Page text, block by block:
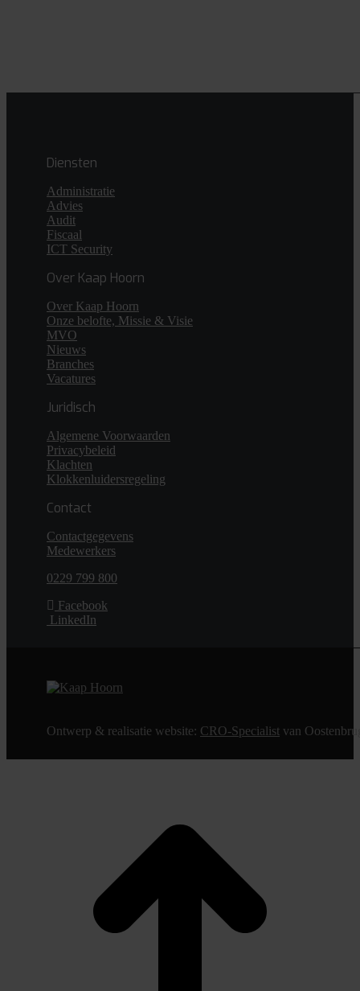
Diensten
Administratie
Advies
Audit
Fiscaal
ICT Security
Over Kaap Hoorn
Over Kaap Hoorn
Onze belofte, Missie & Visie
MVO
Nieuws
Branches
Vacatures
Juridisch
Algemene Voorwaarden
Privacybeleid
Klachten
Klokkenluidersregeling
Contact
Contactgegevens
Medewerkers
0229 799 800
Facebook
LinkedIn
Ontwerp & realisatie website: CRO-Specialist van